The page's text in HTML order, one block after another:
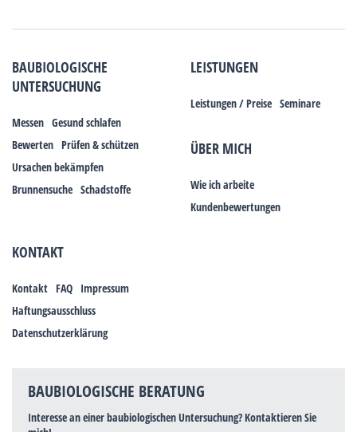
BAUBIOLOGISCHE
UNTERSUCHUNG
Messen Gesund schlafen
Bewerten Prüfen & schützen
Ursachen bekämpfen
Brunnensuche Schadstoffe
LEISTUNGEN
Leistungen / Preise Seminare
ÜBER MICH
Wie ich arbeite
Kundenbewertungen
KONTAKT
Kontakt FAQ Impressum
Haftungsausschluss
Datenschutzerklärung
BAUBIOLOGISCHE BERATUNG
Interesse an einer baubiologischen Untersuchung? Kontaktieren Sie